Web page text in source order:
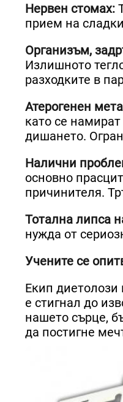
Нервен стомах:
прием на
Организъм,
Излишното
разходките в
Атерогенен
като се
дишането.
Налични
основно
причинителя.
Тотална липса
нужда от
Учените се
Екип
е стигнал до
нашето сърце,
да постигне